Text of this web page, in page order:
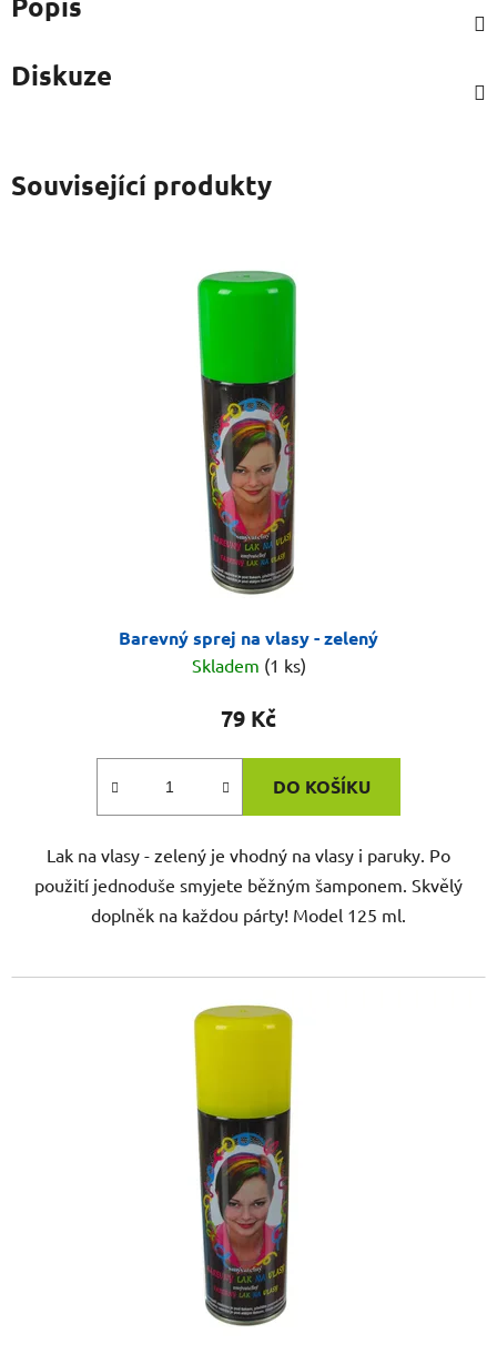
Diskuze
Související produkty
Barevný sprej na vlasy - zelený
Skladem (1 ks)
79 Kč
DO KOŠÍKU
Lak na vlasy - zelený je vhodný na vlasy i paruky. Po
použití jednoduše smyjete běžným šamponem. Skvělý
doplněk na každou párty! Model 125 ml.